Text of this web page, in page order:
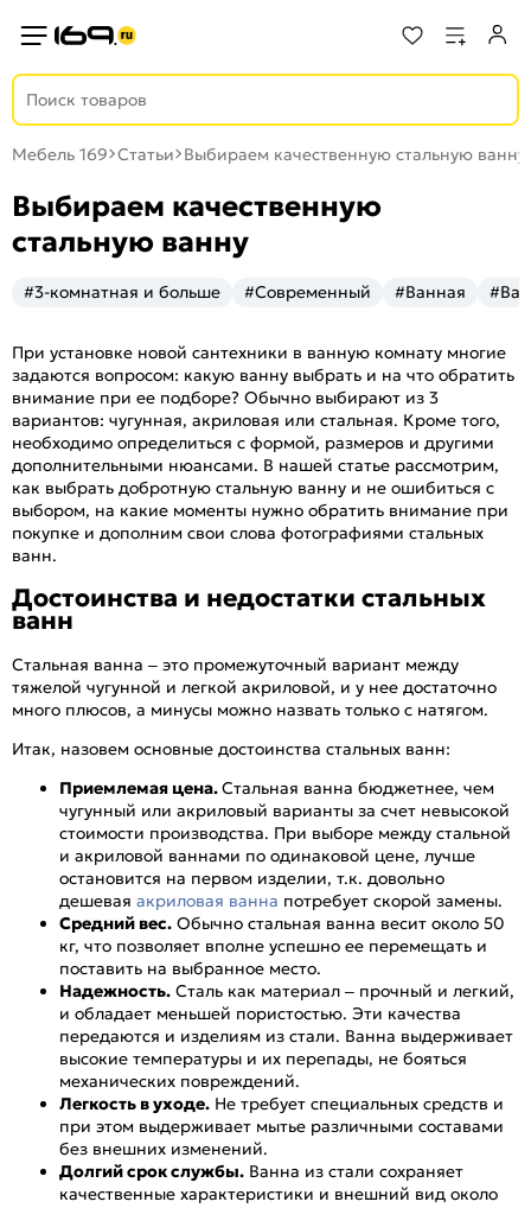
Мебель 169 Статьи Выбираем качественную стальную ванну
Выбираем качественную
стальную ванну
#3-комнатная и больше #Современный #Ванная
При установке новой сантехники в ванную комнату многие
задаются вопросом: какую ванну выбрать и на что обратить
внимание при ее подборе? Обычно выбирают из 3
вариантов: чугунная, акриловая или стальная. Кроме того,
необходимо определиться с формой, размеров и другими
дополнительными нюансами. В нашей статье рассмотрим,
как выбрать добротную стальную ванну и не ошибиться с
выбором, на какие моменты нужно обратить внимание при
покупке и дополним свои слова фотографиями стальных
ванн.
Достоинства и недостатки стальных
ванн
Стальная ванна – это промежуточный вариант между
тяжелой чугунной и легкой акриловой, и у нее достаточно
много плюсов, а минусы можно назвать только с натягом.
Итак, назовем основные достоинства стальных ванн:
Приемлемая цена.Стальная ванна бюджетнее, чем
чугунный или акриловый варианты за счет невысокой
стоимости производства. При выборе между стальной
и акриловой ваннами по одинаковой цене, лучше
остановится на первом изделии, т.к. довольно
дешевая акриловая ванна потребует скорой замены.
Средний вес. Обычно стальная ванна весит около 50
кг, что позволяет вполне успешно ее перемещать и
поставить на выбранное место.
Надежность. Сталь как материал – прочный и легкий,
и обладает меньшей пористостью. Эти качества
передаются и изделиям из стали. Ванна выдерживает
высокие температуры и их перепады, не бояться
механических повреждений.
Легкость в уходе. Не требует специальных средств и
при этом выдерживает мытье различными составами
без внешних изменений.
Долгий срок службы. Ванна из стали сохраняет
качественные характеристики и внешний вид около